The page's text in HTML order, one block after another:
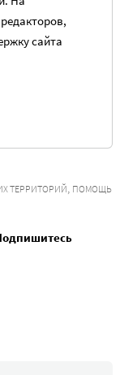
сайта
ТЕРРИТОРИЙ, ПОМОЩЬ